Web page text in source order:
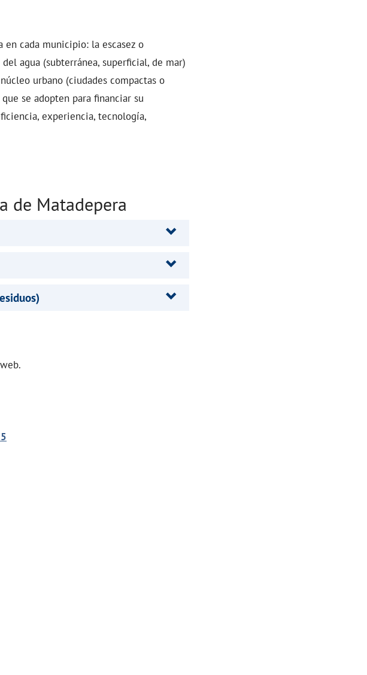
cada municipio: la escasez o
agua (subterránea, superficial, de mar)
urbano (ciudades compactas o
se adopten para financiar su
experiencia, tecnología,
de Matadepera